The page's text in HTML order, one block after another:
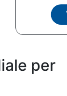
per